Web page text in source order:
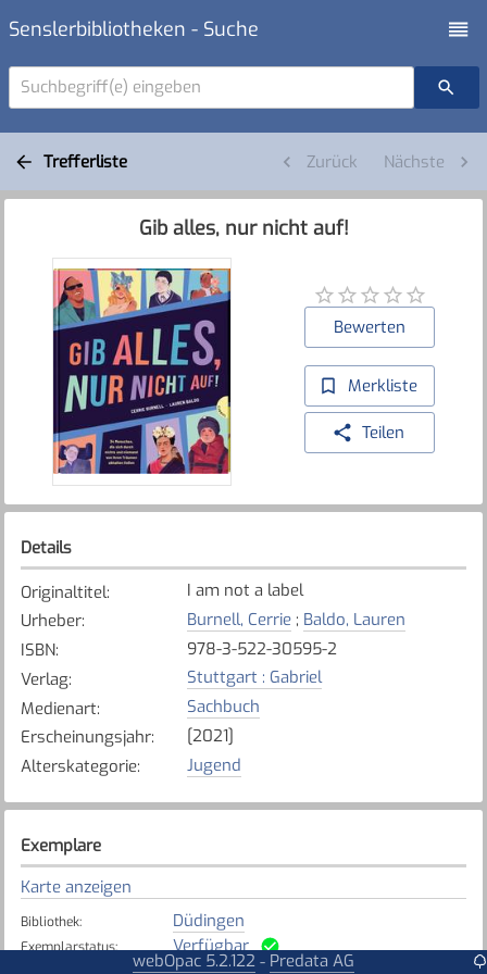
Senslerbibliotheken - Suche
Suchbegriff(e) eingeben
Trefferliste Zurück Nächste
Gib alles, nur nicht auf!
Bewerten
Merkliste
Teilen
Details
Originaltitel:
I am not a label
Urheber: Burnell, Cerrie; Baldo, Lauren
ISBN:
978-3-522-30595-2
Verlag:
Stuttgart : Gabriel
Medienart:
Sachbuch
Erscheinungsjahr:
[2021]
Alterskategorie: Jugend
Exemplare
Karte anzeigen
Bibliothek: Düdingen
Exemplarstatus: Verfügbar
webOpac 5.2.122 - Predata AG